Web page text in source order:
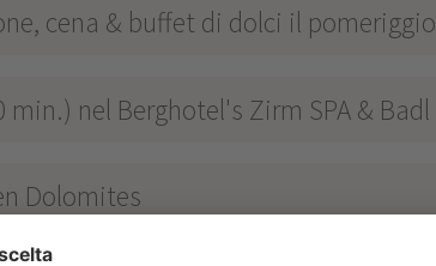
cena & buffet di dolci il pomeriggio
nel Berghotel's Zirm SPA & Badl
Dolomites